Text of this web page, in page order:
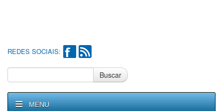
REDES SOCIAIS:
Buscar
MENU